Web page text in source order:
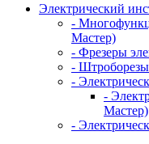
Электрический
-
Мастер)
- Фрезеры
- Штроборезы
-
-
Мастер)
-